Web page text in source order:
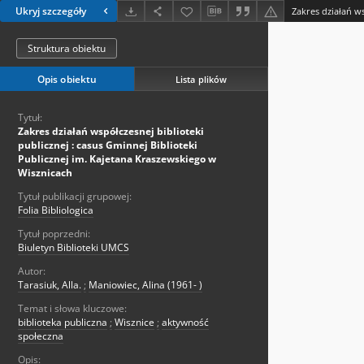
Ukryj szczegóły
Struktura obiektu
Opis obiektu Lista plików
Tytuł:
Zakres działań współczesnej biblioteki
publicznej : casus Gminnej Biblioteki
Publicznej im. Kajetana Kraszewskiego w
Wisznicach
Tytuł publikacji grupowej:
Folia Bibliologica
Tytuł poprzedni:
Biuletyn Biblioteki UMCS
Autor:
Tarasiuk, Alla. ; Maniowiec, Alina (1961- )
Temat i słowa kluczowe:
biblioteka publiczna ; Wisznice ; aktywność
społeczna
Opis: